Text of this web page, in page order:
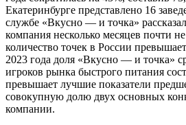
Екатеринбурге представлено 16
службе «Вкусно — и точка»
компания несколько месяцев почти
количество точек в России
2023 года доля «Вкусно — и точка»
игроков рынка быстрого питания
превышает лучшие показатели
совокупную долю двух основных
компании.